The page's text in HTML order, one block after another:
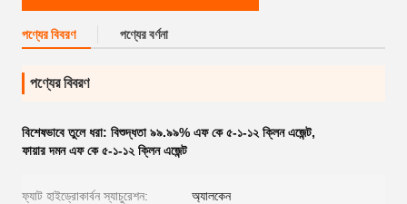
পণ্যের বিবরণ পণ্যের বর্ণনা
পণ্যের বিবরণ
বিশেষভাবে তুলে ধরা: বিশুদ্ধতা ৯৯.৯৯% এফ কে ৫-১-১২ ক্লিন এজেন্ট,
ফায়ার দমন এফ কে ৫-১-১২ ক্লিন এজেন্ট
ফ্যাট হাইড্রোকার্বন স্যাচুরেশন: অ্যালকেন